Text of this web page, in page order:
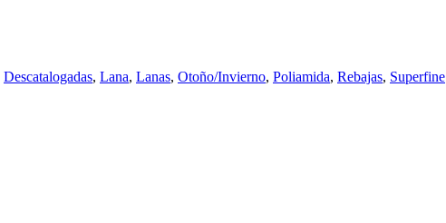
Descatalogadas, Lana, Lanas, Otoño/Invierno, Poliamida, Rebajas, Superfine